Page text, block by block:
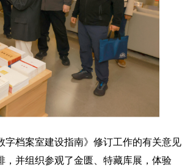
字档案室建设指南》修订工作的有关意见
， 并组织参观了金匮、特藏库展，体验